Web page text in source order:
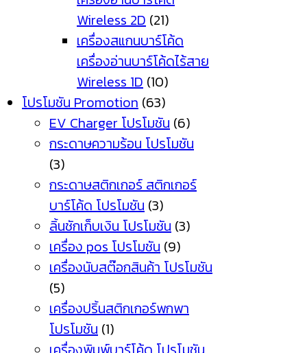
Wireless 2D (21)
เครื่องสแกนบาร์โค้ด
เครื่องอ่านบาร์โค้ดไร้สาย
Wireless 1D (10)
โปรโมชัน Promotion (63)
EV Charger โปรโมชัน (6)
กระดาษความร้อน โปรโมชัน
(3)
กระดาษสติกเกอร์ สติกเกอร์
บาร์โค้ด โปรโมชัน (3)
ลิ้นชักเก็บเงิน โปรโมชัน (3)
เครื่อง pos โปรโมชัน (9)
เครื่องนับสต๊อกสินค้า โปรโมชัน
(5)
เครื่องปริ้นสติกเกอร์พกพา
โปรโมชัน (1)